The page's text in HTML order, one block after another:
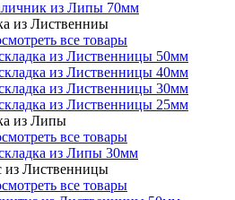
из Липы 70мм
из Лиственниы
все товары
из Лиственницы 50мм
из Лиственницы 40мм
из Лиственницы 30мм
из Лиственницы 25мм
из Липы
все товары
из Липы 30мм
из Лиственницы
все товары